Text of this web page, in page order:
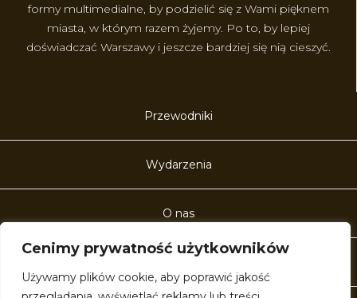
Cenimy prywatność użytkowników
Używamy plików cookie, aby poprawić jakość
formy multimedialne, by podzielić się z Wami pięknem
miasta, w którym razem żyjemy. Po to, by lepiej
doświadczać Warszawy i jeszcze bardziej się nią cieszyć.
Przewodniki
Wydarzenia
O nas